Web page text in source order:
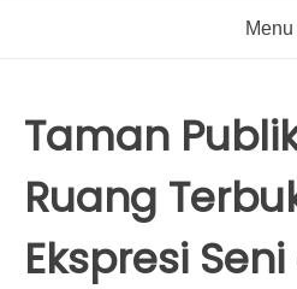
Menu
Taman
Ruang
Ekspresi